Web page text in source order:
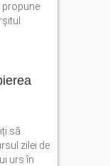
propune
să
zilei de
urs în